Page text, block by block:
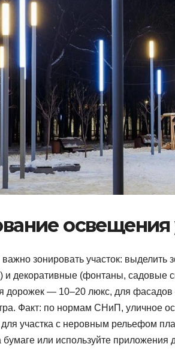
освещения
зонировать участок:
и декоративные (фонтаны, садовые
дорожек — 10–20 люкс, для
Факт: по нормам СНиП, уличное
участка с неровным рельефом
бумаге или используйте